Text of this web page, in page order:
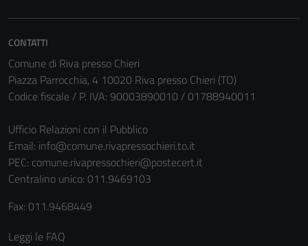
CONTATTI
Comune di Riva presso Chieri
Piazza Parrocchia, 4 10020 Riva presso Chieri (TO)
Codice fiscale / P. IVA: 90003890010 / 01788940011
Ufficio Relazioni con il Pubblico
Email: info@comune.rivapressochieri.to.it
PEC: comune.rivapressochieri@postecert.it
Centralino unico: 011.9469103
Fax: 011.9468449
Leggi le FAQ
possono
essere
non raccolgono
informazioni